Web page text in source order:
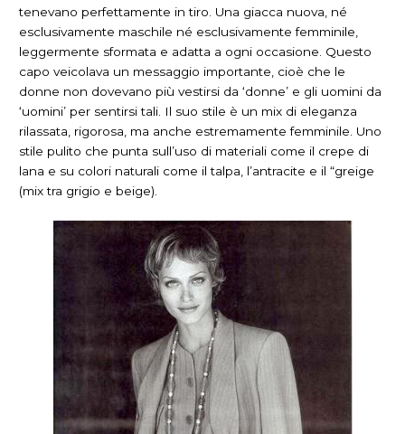
tenevano perfettamente in tiro. Una giacca nuova, né
esclusivamente maschile né esclusivamente femminile,
leggermente sformata e adatta a ogni occasione. Questo
capo veicolava un messaggio importante, cioè che le
donne non dovevano più vestirsi da ‘donne’ e gli uomini da
‘uomini’ per sentirsi tali. Il suo stile è un mix di eleganza
rilassata, rigorosa, ma anche estremamente femminile. Uno
stile pulito che punta sull’uso di materiali come il crepe di
lana e su colori naturali come il talpa, l’antracite e il “greige
(mix tra grigio e beige).